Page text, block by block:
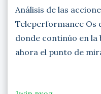
Análisis de las
Teleperformance Os
donde continúo en la
ahora el punto de